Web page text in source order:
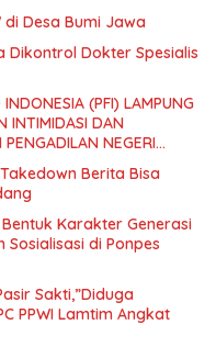
di Desa Bumi Jawa
Dikontrol Dokter Spesialis
(PFI) LAMPUNG
INTIMIDASI DAN
NEGERI
Berita Bisa
Karakter Generasi
Sosialisasi di Ponpes
Sakti,”Diduga
PPWI Lamtim Angkat